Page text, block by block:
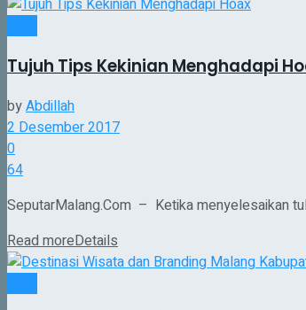
Tujuh Tips Kekinian Menghadapi
byAbdillah
2 Desember 2017
0
64
SeputarMalang.Com – Ketika menyelesaikan
Read moreDetails